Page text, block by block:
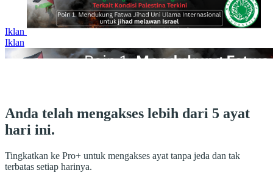
Iklan
Iklan
Anda telah mengakses lebih dari 5 ayat
hari ini.
Tingkatkan ke Pro+ untuk mengakses ayat tanpa jeda dan tak
terbatas setiap harinya.